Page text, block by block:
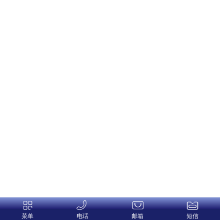
菜单 电话 邮箱 短信